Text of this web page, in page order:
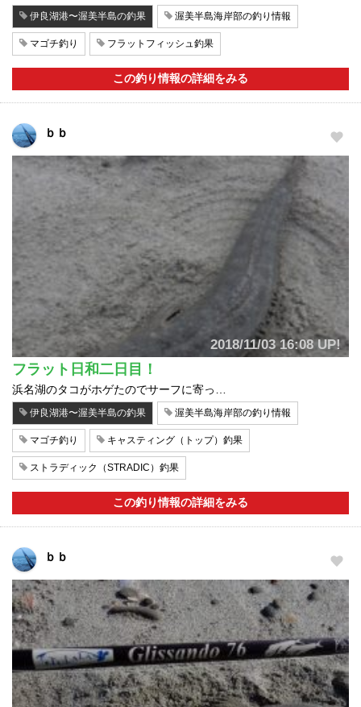
伊良湖港〜渥美半島の釣果 渥美半島海岸部の釣り情報
マゴチ釣り フラットフィッシュ釣果
この釣り情報の詳細をみる
ｂｂ
2018/11/03 16:08 UP!
フラット日和二日目！
浜名湖のタコがホゲたのでサーフに寄っ…
伊良湖港〜渥美半島の釣果 渥美半島海岸部の釣り情報
マゴチ釣り キャスティング（トップ）釣果
ストラディック（STRADIC）釣果
この釣り情報の詳細をみる
ｂｂ